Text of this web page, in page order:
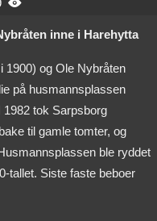

inne i Harehytta
1900) og Ole Nybråten
på husmannsplassen
1982 tok Sarpsborg
til gamle tomter, og
ble ryddet
tallet. Siste faste beboer